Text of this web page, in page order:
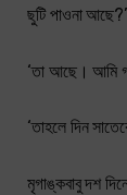
ছুটি পাওনা আছে?’
‘তা আছে। আমি
‘তাহলে দিন
মৃগাঙ্কবাবু দশ